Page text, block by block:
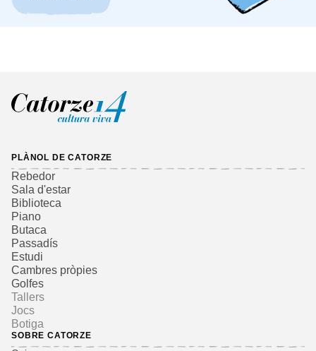
PLÀNOL DE CATORZE
Rebedor
Sala d'estar
Biblioteca
Piano
Butaca
Passadís
Estudi
Cambres pròpies
Golfes
Tallers
Jocs
Botiga
SOBRE CATORZE